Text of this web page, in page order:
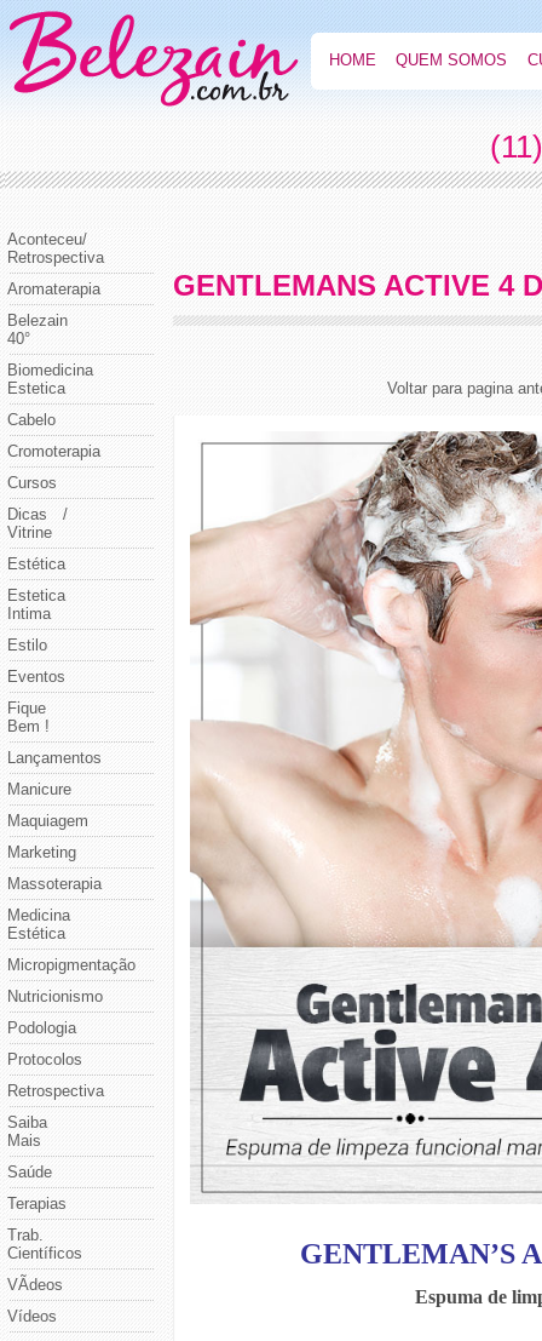
HOME QUEM SOMOS
Aconteceu/
Retrospectiva
Aromaterapia
Belezain
40°
Biomedicina
Estetica
Cabelo
Cromoterapia
Cursos
Dicas /
Vitrine
Estética
Estetica
Intima
Estilo
Eventos
Fique
Bem !
Lançamentos
Manicure
Maquiagem
Marketing
Massoterapia
Medicina
Estética
Micropigmentação
Nutricionismo
Podologia
Protocolos
Retrospectiva
Saiba
Mais
Saúde
Terapias
Trab.
Científicos
VÃ­deos
Vídeos
GENTLEMANS ACTIVE 4
Voltar para pagina
GENTLEMAN’S
Espuma de